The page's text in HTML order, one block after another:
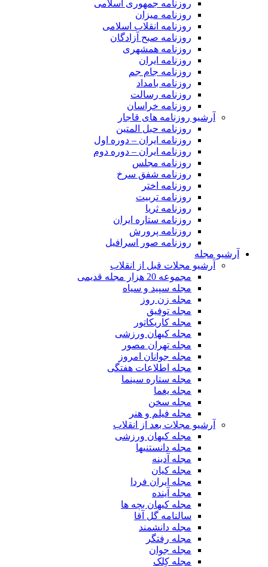
روزنامه جمهوری اسلامی
روزنامه میزان
روزنامه انقلاب اسلامی
روزنامه صبح آزادگان
روزنامه همشهری
روزنامه ایران
روزنامه جام جم
روزنامه بامداد
روزنامه رسالت
روزنامه خراسان
آرشیو روزنامه های قاجار
روزنامه حبل المتین
روزنامه ایران – دوره اول
روزنامه ایران – دوره دوم
روزنامه مجلس
روزنامه شفق سرخ
روزنامه اختر
روزنامه تربیت
روزنامه ثریا
روزنامه ستاره ایران
روزنامه پرورش
روزنامه صور اسرافیل
آرشیو مجله
آرشیو مجلات قبل از انقلاب
مجموعه 20 هزار مجله قدیمی
مجله سپید و سیاه
مجله زن روز
مجله توفیق
مجله کاریکاتور
مجله کیهان ورزشی
مجله تهران مصور
مجله جوانان امروز
مجله اطلاعات هفتگی
مجله ستاره سینما
مجله یغما
مجله سخن
مجله فیلم و هنر
آرشیو مجلات بعد از انقلاب
مجله کیهان ورزشی
مجله دانستنیها
مجله آدینه
مجله کیان
مجله ایران فردا
مجله آینده
مجله کیهان بچه ها
سالنامه گل آقا
مجله دانشمند
مجله رفتگر
مجله جوان
مجله کِلک